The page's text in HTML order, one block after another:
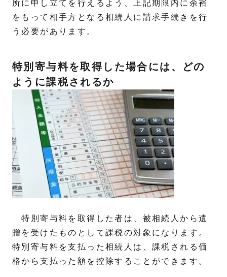
所に申し立てを行えるよう、上記期限内に余裕
をもって相手方となる相続人に請求手続きを行
う必要があります。
特別寄与料を取得した場合には、どの
ように課税されるか
特別寄与料を取得した者は、被相続人から遺
贈を受けたものとして課税の対象になります。
特別寄与料を支払った相続人は、課税される価
格から支払った額を控除することができます。